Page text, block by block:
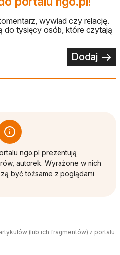
wywiad czy relację.
do tysięcy osób, które czytają
Dodaj
ngo.pl prezentują
autorek. Wyrażone w nich
być tożsame z poglądami
(lub ich fragmentów) z portalu